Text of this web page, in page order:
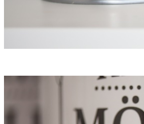
Streetfotografie